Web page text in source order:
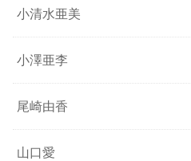
小清水亜美
小澤亜李
尾崎由香
山口愛